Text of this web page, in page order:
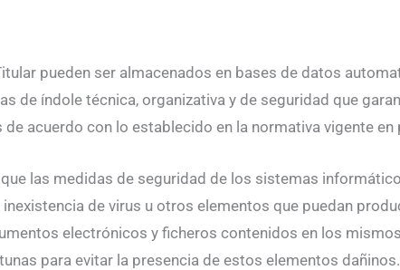
pueden ser almacenados en bases de datos
de índole técnica, organizativa y de seguridad que
acuerdo con lo establecido en la normativa vigente
las medidas de seguridad de los sistemas
de virus u otros elementos que puedan
electrónicos y ficheros contenidos en los
para evitar la presencia de estos elementos dañinos.